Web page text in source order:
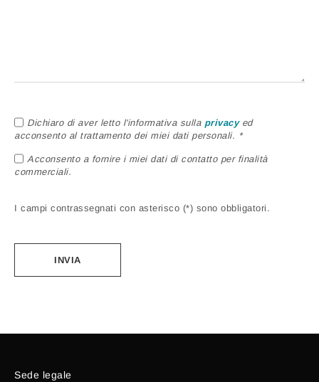
Dichiaro di aver letto l'informativa sulla privacyed
acconsento al trattamento dei miei dati personali. *
Acconsento a fornire i miei dati di contatto per finalità
commerciali.
I campi contrassegnati con asterisco (*) sono obbligatori.
Sede legale